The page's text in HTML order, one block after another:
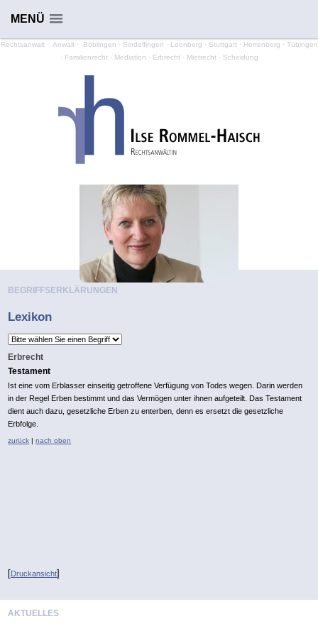
MENÜ
Rechtsanwalt · Anwalt · Böblingen · Sindelfingen · Leonberg · Stuttgart · Herrenberg · Tübingen
· Familienrecht · Mediation · Erbrecht · Mietrecht · Scheidung
BEGRIFFSERKLÄRUNGEN
Lexikon
Erbrecht
Testament
Ist eine vom Erblasser einseitig getroffene Verfügung von Todes wegen. Darin werden
in der Regel Erben bestimmt und das Vermögen unter ihnen aufgeteilt. Das Testament
dient auch dazu, gesetzliche Erben zu enterben, denn es ersetzt die gesetzliche
Erbfolge.
zurück |nach oben
[Druckansicht]
AKTUELLES